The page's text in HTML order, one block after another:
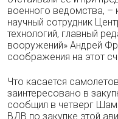
военного ведомства, –
научный сотрудник
технологий, главный
вооружений» Андрей
соображения на этот
Что касается
заинтересовано в
сообщил в четверг
ВДВ по закупке этой